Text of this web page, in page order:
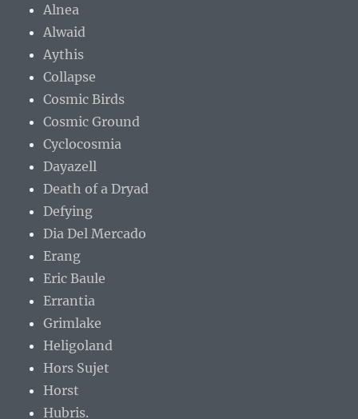
Alnea
Alwaid
Aythis
Collapse
Cosmic Birds
Cosmic Ground
Cyclocosmia
Dayazell
Death of a Dryad
Defying
Dia Del Mercado
Erang
Eric Baule
Errantia
Grimlake
Heligoland
Hors Sujet
Horst
Hubris.